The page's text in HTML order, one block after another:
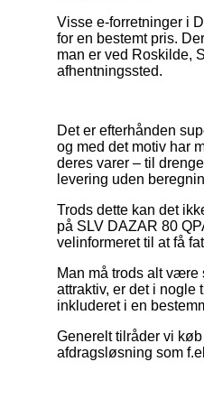
Visse e-forretninger i
for en bestemt pris.
man er ved Roskilde,
afhentningssted.
Det er efterhånden
og med det motiv har
deres varer – til
levering uden
Trods dette kan det
på SLV DAZAR 80
velinformeret til at få
Man må trods alt være
attraktiv, er det i
inkluderet i en
Generelt tilråder vi
afdragsløsning som